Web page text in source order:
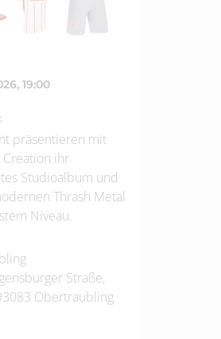
, 19:00
präsentieren mit
Creation ihr
Studioalbum und
Thrash Metal
Niveau.
Straße,
Obertraubling